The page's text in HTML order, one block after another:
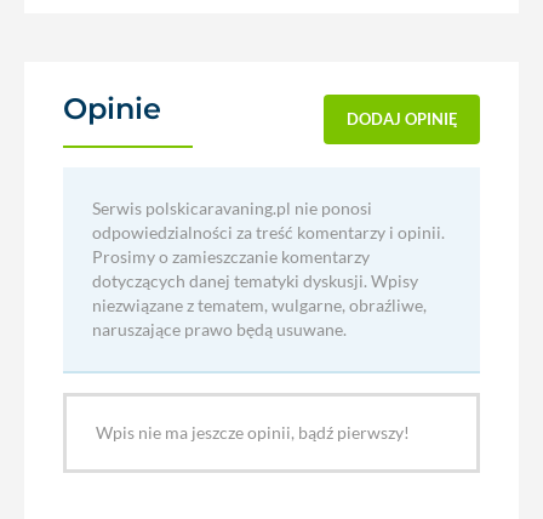
Opinie DODAJ OPINIĘ
Serwis polskicaravaning.pl nie ponosi
odpowiedzialności za treść komentarzy i opinii.
Prosimy o zamieszczanie komentarzy
dotyczących danej tematyki dyskusji. Wpisy
niezwiązane z tematem, wulgarne, obraźliwe,
naruszające prawo będą usuwane.
Wpis nie ma jeszcze opinii, bądź pierwszy!